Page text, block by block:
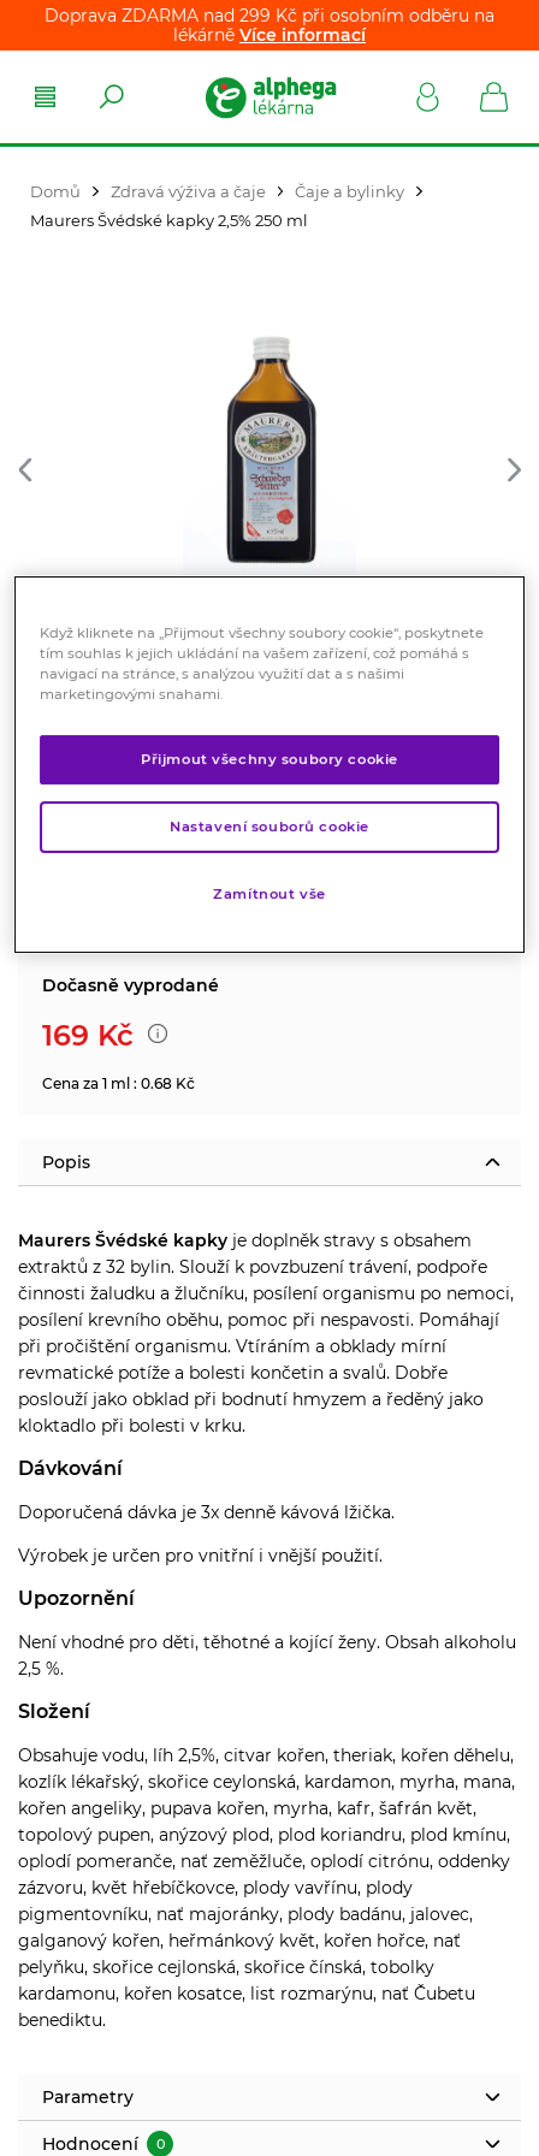
Doprava ZDARMA nad 299 Kč při osobním odběru na
lékárně Více informací
Domů Zdravá výživa a čaje
Čaje a bylinky
Maurers Švédské kapky 2,5% 250 ml
Doplněk stravy s obsahem extraktů z 32 bylin.
Dočasně vyprodané
169 Kč
Cena za 1 ml : 0.68 Kč
Popis
Maurers Švédské kapky je doplněk stravy s obsahem
extraktů z 32 bylin. Slouží k povzbuzení trávení, podpoře
činnosti žaludku a žlučníku, posílení organismu po nemoci,
posílení krevního oběhu, pomoc při nespavosti. Pomáhají
při pročištění organismu. Vtíráním a obklady mírní
revmatické potíže a bolesti končetin a svalů. Dobře
poslouží jako obklad při bodnutí hmyzem a ředěný jako
kloktadlo při bolesti v krku.
Dávkování
Doporučená dávka je 3x denně kávová lžička.
Výrobek je určen pro vnitřní i vnější použití.
Upozornění
Není vhodné pro děti, těhotné a kojící ženy. Obsah alkoholu
2,5 %.
Složení
Obsahuje vodu, líh 2,5%, citvar kořen, theriak, kořen děhelu,
kozlík lékařský, skořice ceylonská, kardamon, myrha, mana,
kořen angeliky, pupava kořen, myrha, kafr, šafrán květ,
topolový pupen, anýzový plod, plod koriandru, plod kmínu,
oplodí pomeranče, nať zeměžluče, oplodí citrónu, oddenky
zázvoru, květ hřebíčkovce, plody vavřínu, plody
pigmentovníku, nať majoránky, plody badánu, jalovec,
galganový kořen, heřmánkový květ, kořen hořce, nať
pelyňku, skořice cejlonská, skořice čínská, tobolky
kardamonu, kořen kosatce, list rozmarýnu, nať Čubetu
benediktu.
Parametry
Hodnocení 0
Když kliknete na „Přijmout všechny soubory cookie“, poskytnete
tím souhlas k jejich ukládání na vašem zařízení, což pomáhá s
navigací na stránce, s analýzou využití dat a s našimi
marketingovými snahami.
Přijmout všechny soubory cookie
Nastavení souborů cookie
Zamítnout vše